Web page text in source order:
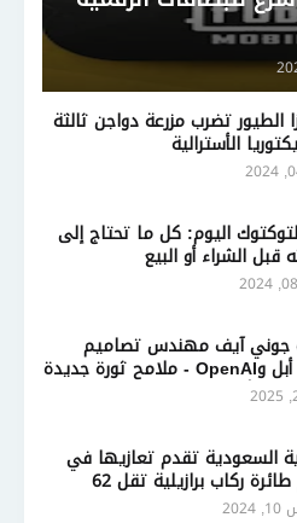
الطيور تضرب مزرعة دواجن ثالثة
الأسترالية
اليوم: كل ما تحتاج إلى
قبل الشراء أو البيع
جوني آيف مهندس تصاميم
أجهزة أبل وOpenAI - ملامح ثورة جديدة
أجهزة الذكاء الاصطناعي
السعودية تقدم تعازيها في
تحطم طائرة ركاب برازيلية تقل 62